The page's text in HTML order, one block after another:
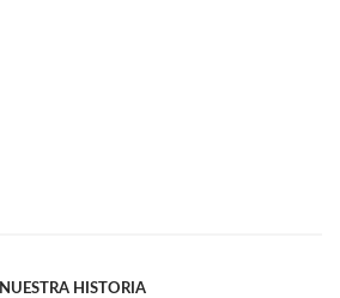
NUESTRA HISTORIA